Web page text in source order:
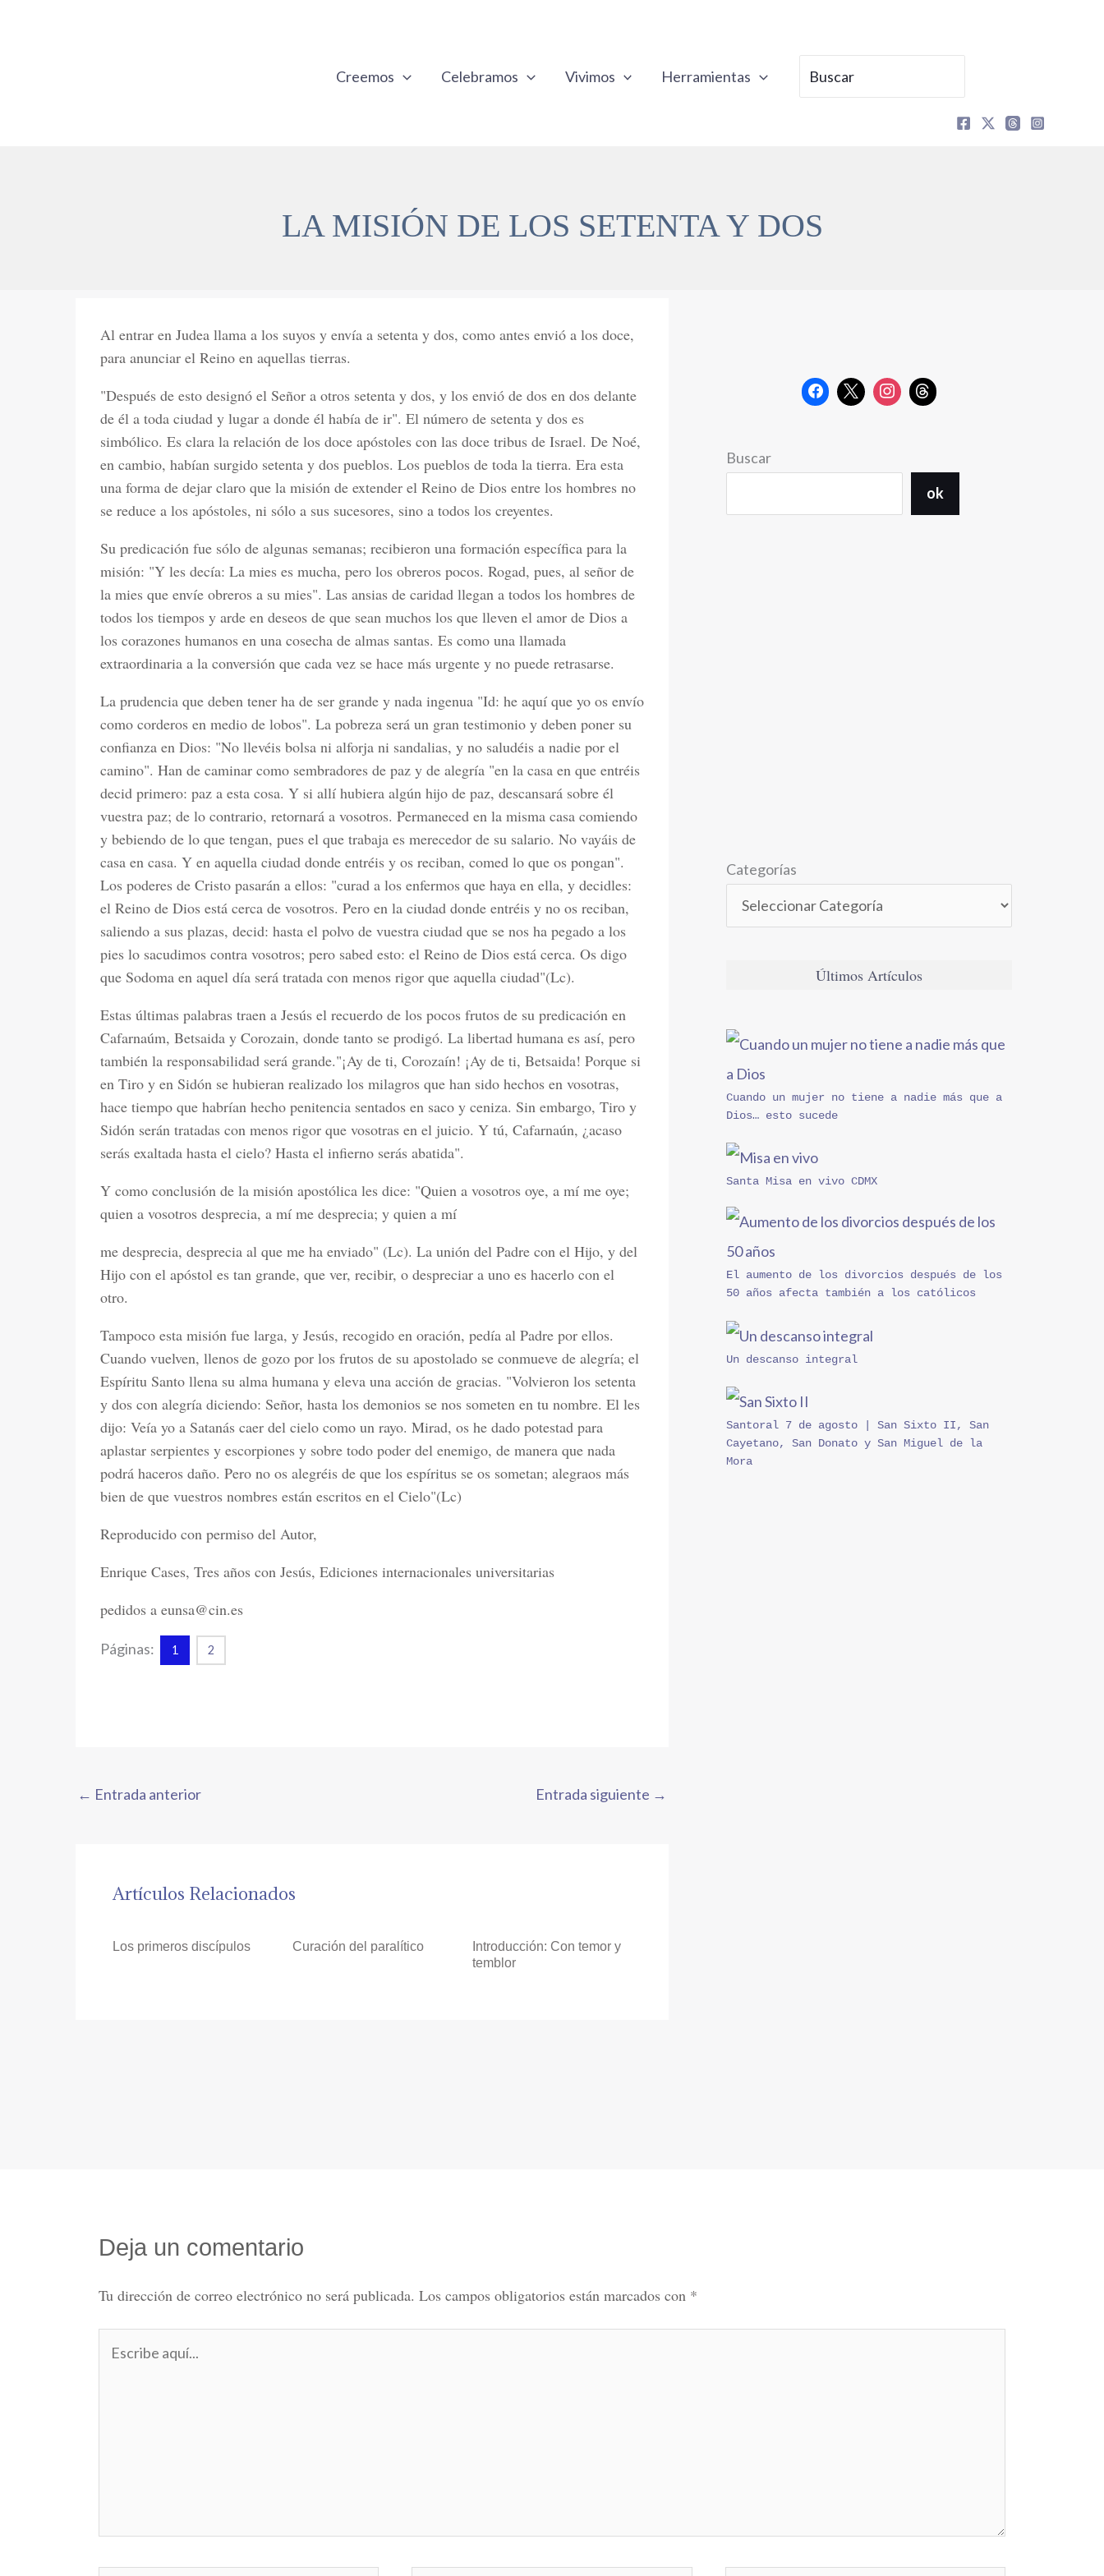
Creemos
Celebramos Vivimos Herramientas
por:
LA MISIÓN DE LOS SETENTA Y DOS
Al entrar en Judea llama a los suyos y envía a setenta y dos, como antes envió a los doce,
para anunciar el Reino en aquellas tierras.
"Después de esto designó el Señor a otros setenta y dos, y los envió de dos en dos delante
de él a toda ciudad y lugar a donde él había de ir". El número de setenta y dos es
simbólico. Es clara la relación de los doce apóstoles con las doce tribus de Israel. De Noé,
en cambio, habían surgido setenta y dos pueblos. Los pueblos de toda la tierra. Era esta
una forma de dejar claro que la misión de extender el Reino de Dios entre los hombres no
se reduce a los apóstoles, ni sólo a sus sucesores, sino a todos los creyentes.
Su predicación fue sólo de algunas semanas; recibieron una formación específica para la
misión: "Y les decía: La mies es mucha, pero los obreros pocos. Rogad, pues, al señor de
la mies que envíe obreros a su mies". Las ansias de caridad llegan a todos los hombres de
todos los tiempos y arde en deseos de que sean muchos los que lleven el amor de Dios a
los corazones humanos en una cosecha de almas santas. Es como una llamada
extraordinaria a la conversión que cada vez se hace más urgente y no puede retrasarse.
La prudencia que deben tener ha de ser grande y nada ingenua "Id: he aquí que yo os envío
como corderos en medio de lobos". La pobreza será un gran testimonio y deben poner su
confianza en Dios: "No llevéis bolsa ni alforja ni sandalias, y no saludéis a nadie por el
camino". Han de caminar como sembradores de paz y de alegría "en la casa en que entréis
decid primero: paz a esta cosa. Y si allí hubiera algún hijo de paz, descansará sobre él
vuestra paz; de lo contrario, retornará a vosotros. Permaneced en la misma casa comiendo
y bebiendo de lo que tengan, pues el que trabaja es merecedor de su salario. No vayáis de
casa en casa. Y en aquella ciudad donde entréis y os reciban, comed lo que os pongan".
Los poderes de Cristo pasarán a ellos: "curad a los enfermos que haya en ella, y decidles:
el Reino de Dios está cerca de vosotros. Pero en la ciudad donde entréis y no os reciban,
saliendo a sus plazas, decid: hasta el polvo de vuestra ciudad que se nos ha pegado a los
pies lo sacudimos contra vosotros; pero sabed esto: el Reino de Dios está cerca. Os digo
que Sodoma en aquel día será tratada con menos rigor que aquella ciudad"(Lc).
Estas últimas palabras traen a Jesús el recuerdo de los pocos frutos de su predicación en
Cafarnaúm, Betsaida y Corozain, donde tanto se prodigó. La libertad humana es así, pero
también la responsabilidad será grande."¡Ay de ti, Corozaín! ¡Ay de ti, Betsaida! Porque si
en Tiro y en Sidón se hubieran realizado los milagros que han sido hechos en vosotras,
hace tiempo que habrían hecho penitencia sentados en saco y ceniza. Sin embargo, Tiro y
Sidón serán tratadas con menos rigor que vosotras en el juicio. Y tú, Cafarnaún, ¿acaso
serás exaltada hasta el cielo? Hasta el infierno serás abatida".
Y como conclusión de la misión apostólica les dice: "Quien a vosotros oye, a mí me oye;
quien a vosotros desprecia, a mí me desprecia; y quien a mí
me desprecia, desprecia al que me ha enviado" (Lc). La unión del Padre con el Hijo, y del
Hijo con el apóstol es tan grande, que ver, recibir, o despreciar a uno es hacerlo con el
otro.
Tampoco esta misión fue larga, y Jesús, recogido en oración, pedía al Padre por ellos.
Cuando vuelven, llenos de gozo por los frutos de su apostolado se conmueve de alegría; el
Espíritu Santo llena su alma humana y eleva una acción de gracias. "Volvieron los setenta
y dos con alegría diciendo: Señor, hasta los demonios se nos someten en tu nombre. El les
dijo: Veía yo a Satanás caer del cielo como un rayo. Mirad, os he dado potestad para
aplastar serpientes y escorpiones y sobre todo poder del enemigo, de manera que nada
podrá haceros daño. Pero no os alegréis de que los espíritus se os sometan; alegraos más
bien de que vuestros nombres están escritos en el Cielo"(Lc)
Reproducido con permiso del Autor,
Enrique Cases, Tres años con Jesús, Ediciones internacionales universitarias
pedidos a eunsa@cin.es
Páginas: 1 2
← Entrada anterior Entrada siguiente →
Artículos Relacionados
Los primeros discípulos Curación del paralítico
Introducción: Con temor y
temblor
Buscar
ok
Categorías
Últimos Artículos
Cuando un mujer no tiene a nadie más que a
Dios… esto sucede
Santa Misa en vivo CDMX
El aumento de los divorcios después de los
50 años afecta también a los católicos
Un descanso integral
Santoral 7 de agosto | San Sixto II, San
Cayetano, San Donato y San Miguel de la
Mora
Deja un comentario
Tu dirección de correo electrónico no será publicada. Los campos obligatorios están marcados con *
aquí...